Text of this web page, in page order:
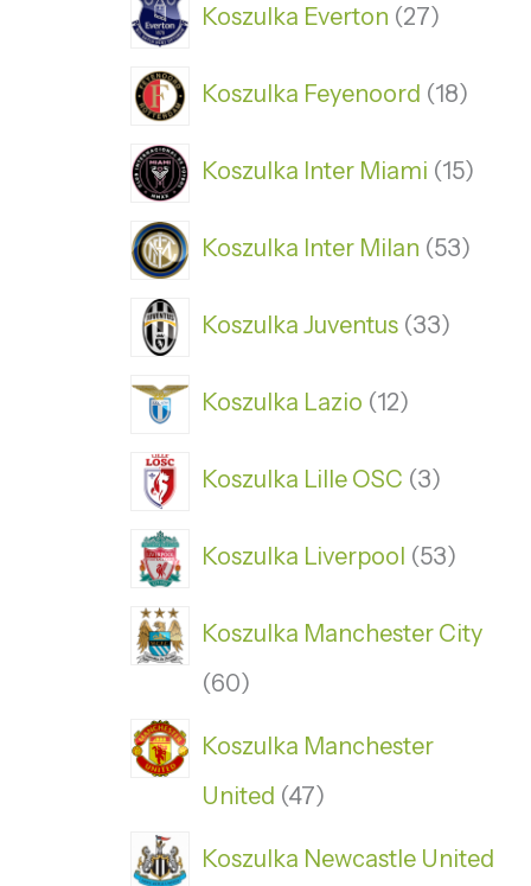
Koszulka Everton 27
Koszulka Feyenoord 18
Koszulka Inter Miami 15
Koszulka Inter Milan 53
Koszulka Juventus 33
Koszulka Lazio 12
Koszulka Lille OSC 3
Koszulka Liverpool 53
Koszulka Manchester City
60
Koszulka Manchester
United 47
Koszulka Newcastle United